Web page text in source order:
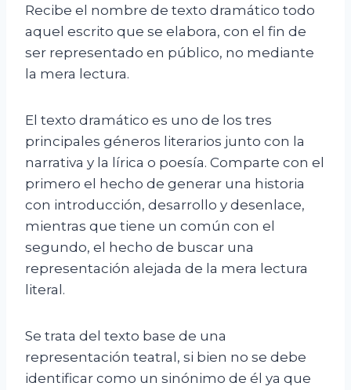
Recibe el nombre de texto dramático todo
aquel escrito que se elabora, con el fin de
ser representado en público, no mediante
la mera lectura.
El texto dramático es uno de los tres
principales géneros literarios junto con la
narrativa y la lírica o poesía. Comparte con el
primero el hecho de generar una historia
con introducción, desarrollo y desenlace,
mientras que tiene un común con el
segundo, el hecho de buscar una
representación alejada de la mera lectura
literal.
Se trata del texto base de una
representación teatral, si bien no se debe
identificar como un sinónimo de él ya que